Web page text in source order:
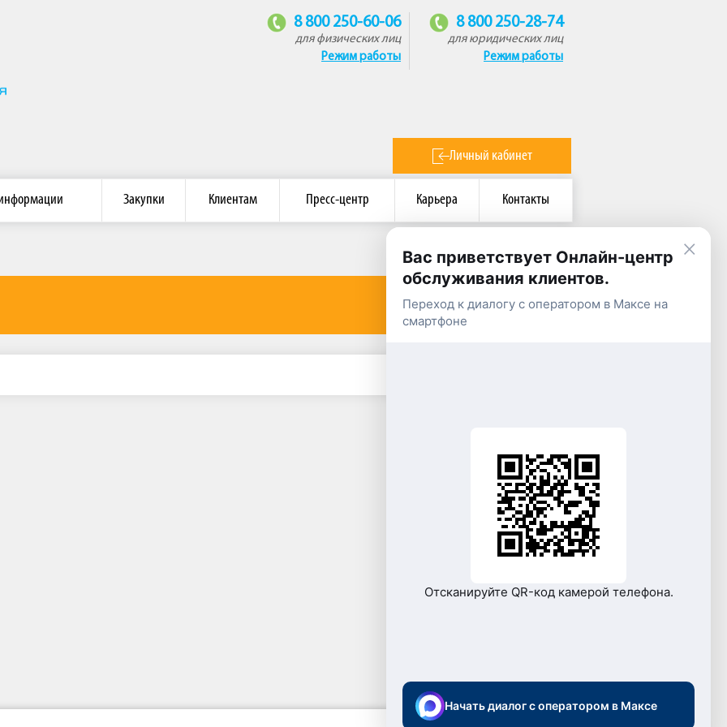
«Восток»
8 800 250-60-06
для физических лиц
Режим работы
8 800 250-28-74
для юридических лиц
Режим работы
Личный кабинет
Закупки Клиентам Пресс-центр Карьера Контакты
×
Вас приветствует Онлайн-центр
обслуживания клиентов.
Переход к диалогу с оператором в Максе на
смартфоне
Отсканируйте QR-код камерой телефона.
Начать диалог с оператором в Максе